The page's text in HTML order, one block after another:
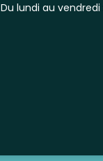
Du lundi au vendredi